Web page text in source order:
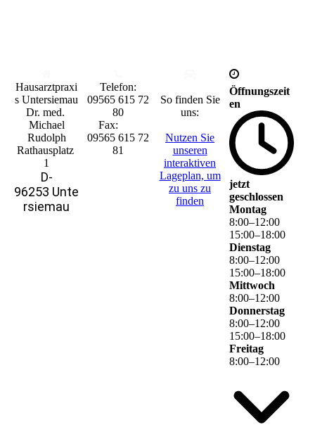
Hausarztpraxi
s Untersiemau
Dr. med.
Michael
Rudolph
Rathausplatz
1
D-
96253 Unte
rsiemau
Telefon:
09565 615 72
80
Fax:
09565 615 72
81
So finden Sie
uns:
Nutzen Sie
unseren
interaktiven
La­ge­plan, um
zu uns zu
finden
Öffnungszeit
en
jetzt
geschlossen
Montag
8:00–12:00
15:00–18:00
Dienstag
8:00–12:00
15:00–18:00
Mittwoch
8:00–12:00
Donnerstag
8:00–12:00
15:00–18:00
Freitag
8:00–12:00